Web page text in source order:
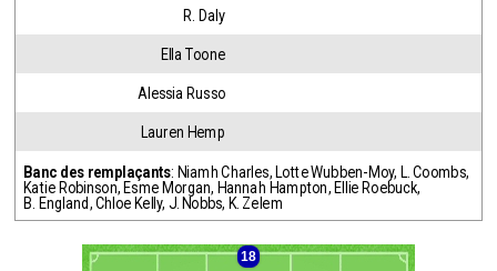
R. Daly
Ella Toone
Alessia Russo
Lauren Hemp
Banc des remplaçants: Niamh Charles, Lotte Wubben-Moy, L. Coombs,
Katie Robinson, Esme Morgan, Hannah Hampton, Ellie Roebuck,
B. England,Chloe Kelly, J. Nobbs, K. Zelem